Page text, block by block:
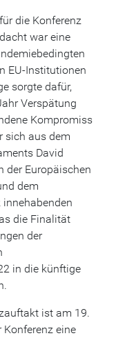
die Konferenz
war eine
EU-Institutionen
sorgte dafür,
Verspätung
Kompromiss
sich aus dem
David
der Europäischen
dem
innehabenden
die Finalität
der
in die künftige
ist am 19.
eine